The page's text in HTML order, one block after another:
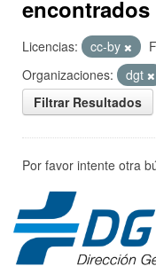
encontrados
Licencias: cc-by
Organizaciones:
dgt
Filtrar Resultados
Por favor intente otra